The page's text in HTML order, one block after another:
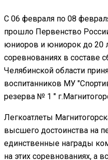
С 06 февраля по 08
прошло Первенство
юниоров и юниорок до 20
соревнованиях в составе
Челябинской области
воспитанников МУ
резерва № 1 "
Легкоатлеты
высшего достоинства на
единственные награды
на этих соревнованиях, а